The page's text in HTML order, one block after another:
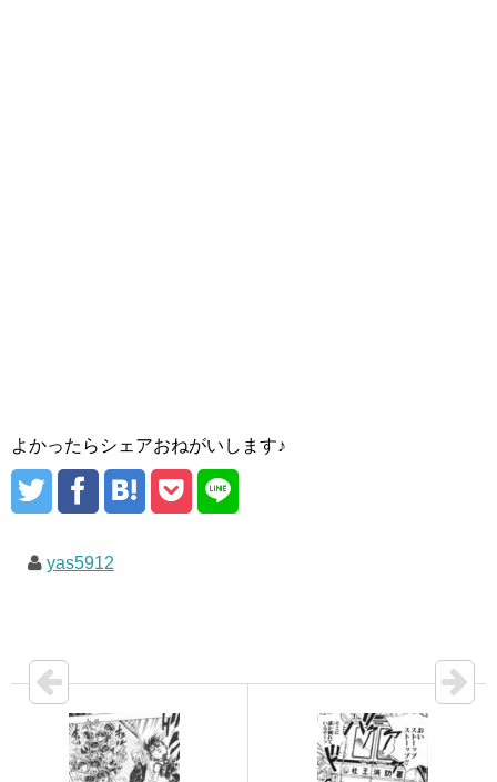
よかったらシェアおねがいします♪
yas5912